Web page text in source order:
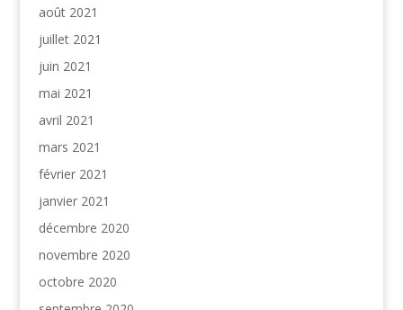
août 2021
juillet 2021
juin 2021
mai 2021
avril 2021
mars 2021
février 2021
janvier 2021
décembre 2020
novembre 2020
octobre 2020